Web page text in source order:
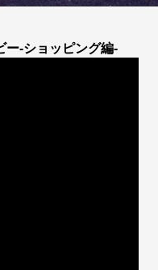
ー-ショッピング編-